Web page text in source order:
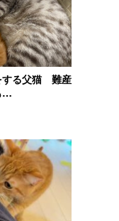
する父猫 難産
…